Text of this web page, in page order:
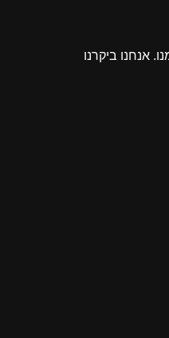
2, וגם מבוגרים נהנים ממנו. אנחנו ביקרנו